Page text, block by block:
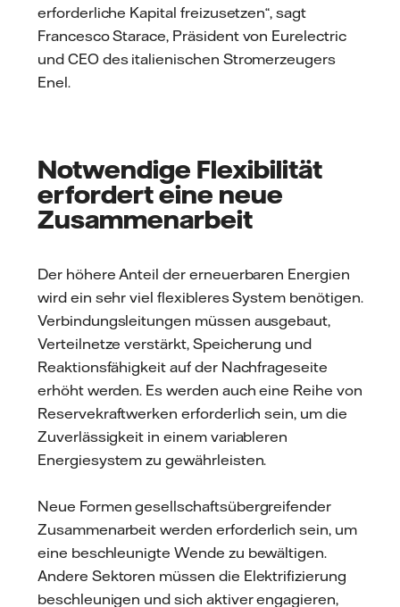
erforderliche Kapital freizusetzen“, sagt
Francesco Starace, Präsident von Eurelectric
und CEO des italienischen Stromerzeugers
Enel.
Notwendige Flexibilität
erfordert eine neue
Zusammenarbeit
Der höhere Anteil der erneuerbaren Energien
wird ein sehr viel flexibleres System benötigen.
Verbindungsleitungen müssen ausgebaut,
Verteilnetze verstärkt, Speicherung und
Reaktionsfähigkeit auf der Nachfrageseite
erhöht werden. Es werden auch eine Reihe von
Reservekraftwerken erforderlich sein, um die
Zuverlässigkeit in einem variableren
Energiesystem zu gewährleisten.
Neue Formen gesellschaftsübergreifender
Zusammenarbeit werden erforderlich sein, um
eine beschleunigte Wende zu bewältigen.
Andere Sektoren müssen die Elektrifizierung
beschleunigen und sich aktiver engagieren,